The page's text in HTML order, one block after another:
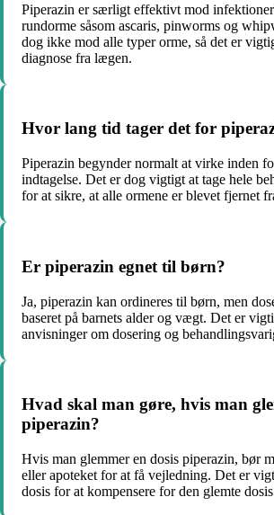
Piperazin er særligt effektivt mod
rundorme såsom ascaris, pinworms og
dog ikke mod alle typer orme, så det er
diagnose fra lægen.
Hvor lang tid tager det for
Piperazin begynder normalt at virke inden
indtagelse. Det er dog vigtigt at tage hele
for at sikre, at alle ormene er blevet fjernet
Er piperazin egnet til børn?
Ja, piperazin kan ordineres til børn, men
baseret på barnets alder og vægt. Det er
anvisninger om dosering og
Hvad skal man gøre, hvis man
piperazin?
Hvis man glemmer en dosis piperazin, bør
eller apoteket for at få vejledning. Det er
dosis for at kompensere for den glemte